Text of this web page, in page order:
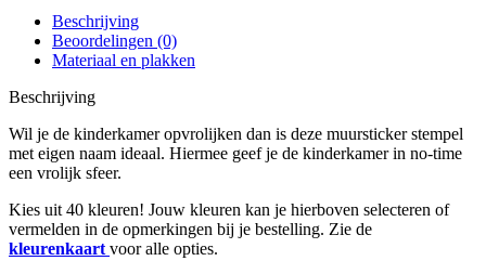
Beschrijving
Beoordelingen (0)
Materiaal en plakken
Beschrijving
Wil je de kinderkamer opvrolijken dan is deze muursticker stempel
met eigen naam ideaal. Hiermee geef je de kinderkamer in no-time
een vrolijk sfeer.
Kies uit 40 kleuren! Jouw kleuren kan je hierboven selecteren of
vermelden in de opmerkingen bij je bestelling. Zie de
kleurenkaart voor alle opties.